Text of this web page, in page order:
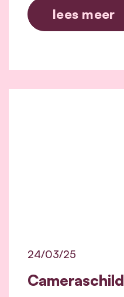
lees meer
Cameraschild
24/03/25